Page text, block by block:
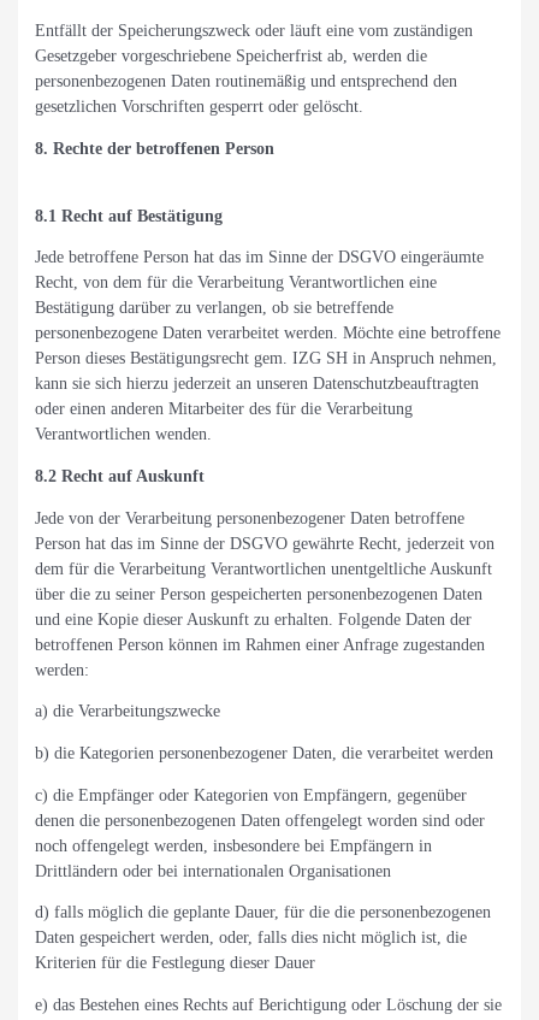
Entfällt der Speicherungszweck oder läuft eine vom zuständigen
Gesetzgeber vorgeschriebene Speicherfrist ab, werden die
personenbezogenen Daten routinemäßig und entsprechend den
gesetzlichen Vorschriften gesperrt oder gelöscht.
8. Rechte der betroffenen Person
8.1 Recht auf Bestätigung
Jede betroffene Person hat das im Sinne der DSGVO eingeräumte
Recht, von dem für die Verarbeitung Verantwortlichen eine
Bestätigung darüber zu verlangen, ob sie betreffende
personenbezogene Daten verarbeitet werden. Möchte eine betroffene
Person dieses Bestätigungsrecht gem. IZG SH in Anspruch nehmen,
kann sie sich hierzu jederzeit an unseren Datenschutzbeauftragten
oder einen anderen Mitarbeiter des für die Verarbeitung
Verantwortlichen wenden.
8.2 Recht auf Auskunft
Jede von der Verarbeitung personenbezogener Daten betroffene
Person hat das im Sinne der DSGVO gewährte Recht, jederzeit von
dem für die Verarbeitung Verantwortlichen unentgeltliche Auskunft
über die zu seiner Person gespeicherten personenbezogenen Daten
und eine Kopie dieser Auskunft zu erhalten. Folgende Daten der
betroffenen Person können im Rahmen einer Anfrage zugestanden
werden:
a) die Verarbeitungszwecke
b) die Kategorien personenbezogener Daten, die verarbeitet werden
c) die Empfänger oder Kategorien von Empfängern, gegenüber
denen die personenbezogenen Daten offengelegt worden sind oder
noch offengelegt werden, insbesondere bei Empfängern in
Drittländern oder bei internationalen Organisationen
d) falls möglich die geplante Dauer, für die die personenbezogenen
Daten gespeichert werden, oder, falls dies nicht möglich ist, die
Kriterien für die Festlegung dieser Dauer
e) das Bestehen eines Rechts auf Berichtigung oder Löschung der sie